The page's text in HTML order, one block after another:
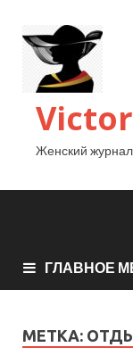
Женский журнал
ГЛАВНОЕ
МЕТКА: